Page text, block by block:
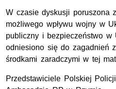
W czasie dyskusji poruszona
możliwego wpływu wojny w
publiczny i bezpieczeństwo w
odniesiono się do zagadnień
środkami zaradczymi w tej
Przedstawiciele Polskiej